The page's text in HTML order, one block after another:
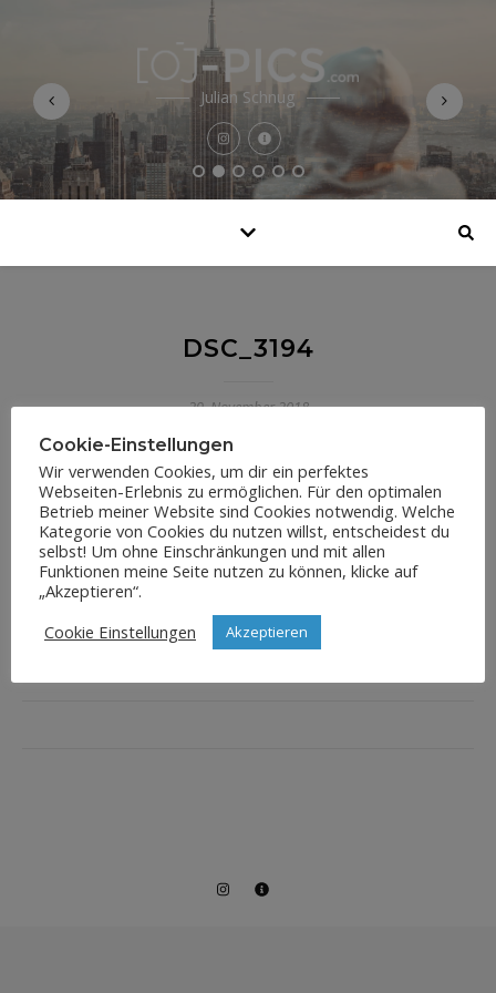
Julian Schnug
DSC_3194
29. November 2018
Cookie-Einstellungen
Wir verwenden Cookies, um dir ein perfektes
Webseiten-Erlebnis zu ermöglichen. Für den optimalen
Betrieb meiner Website sind Cookies notwendig. Welche
Kategorie von Cookies du nutzen willst, entscheidest du
selbst! Um ohne Einschränkungen und mit allen
Funktionen meine Seite nutzen zu können, klicke auf
„Akzeptieren“.
Cookie Einstellungen
Akzeptieren